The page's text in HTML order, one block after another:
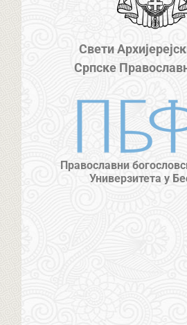
Свети
Српске
Православни
Универзитета у